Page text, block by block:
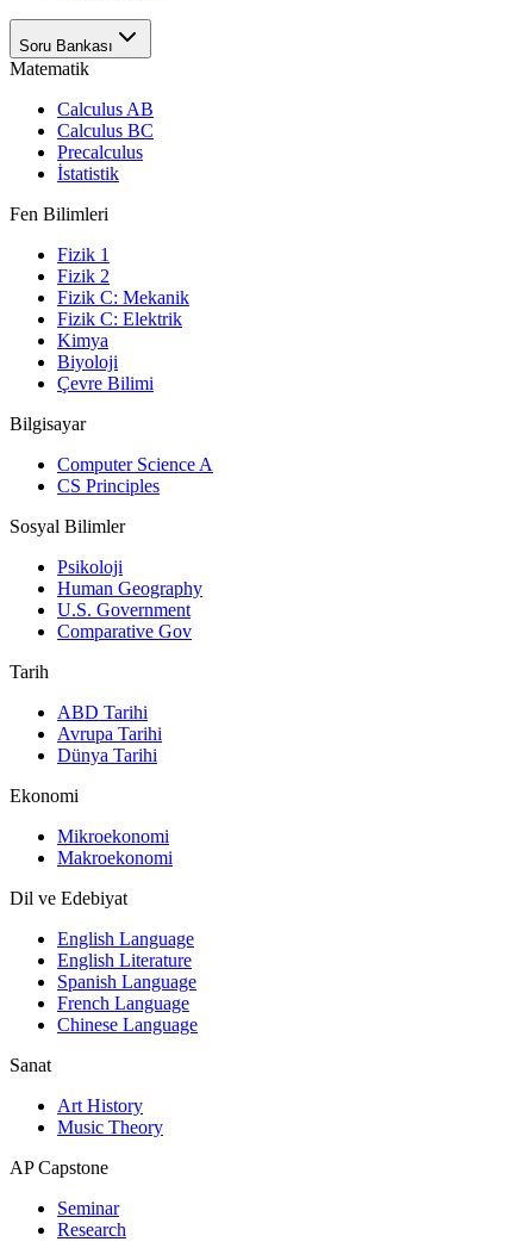
Soru Bankası
Matematik
Calculus AB
Calculus BC
Precalculus
İstatistik
Fen Bilimleri
Fizik 1
Fizik 2
Fizik C: Mekanik
Fizik C: Elektrik
Kimya
Biyoloji
Çevre Bilimi
Bilgisayar
Computer Science A
CS Principles
Sosyal Bilimler
Psikoloji
Human Geography
U.S. Government
Comparative Gov
Tarih
ABD Tarihi
Avrupa Tarihi
Dünya Tarihi
Ekonomi
Mikroekonomi
Makroekonomi
Dil ve Edebiyat
English Language
English Literature
Spanish Language
French Language
Chinese Language
Sanat
Art History
Music Theory
AP Capstone
Seminar
Research